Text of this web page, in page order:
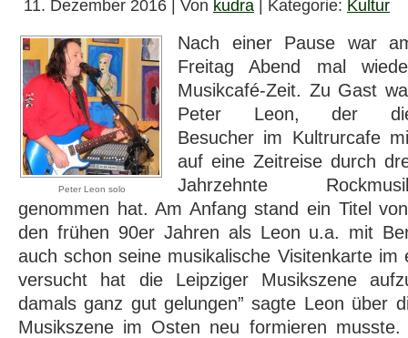
11. Dezember 2016 | Von kudra | Kategorie: Kultur
Peter Leon solo
Nach einer Pause war
Freitag Abend mal
Musikcafé-Zeit. Zu Gast
Peter Leon, der
Besucher im Kultrurcafe
auf eine Zeitreise durch
Jahrzehnte
genommen hat. Am Anfang stand ein Titel
den frühen 90er Jahren als Leon u.a. mit
auch schon seine musikalische Visitenkarte im
versucht hat die Leipziger Musikszene
damals ganz gut gelungen” sagte Leon über
Musikszene im Osten neu formieren